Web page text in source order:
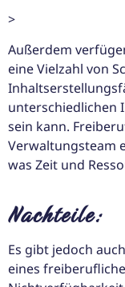
>
Außerdem
eine Vielzahl von
unterschiedlichen
sein kann.
Verwaltungsteam
was Zeit und
Nachteile:
Es gibt jedoch
eines